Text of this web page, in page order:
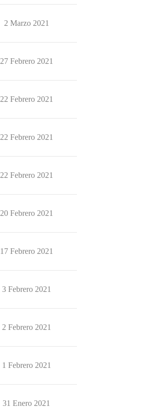
2 Marzo 2021
27 Febrero 2021
22 Febrero 2021
22 Febrero 2021
22 Febrero 2021
20 Febrero 2021
17 Febrero 2021
3 Febrero 2021
2 Febrero 2021
1 Febrero 2021
31 Enero 2021